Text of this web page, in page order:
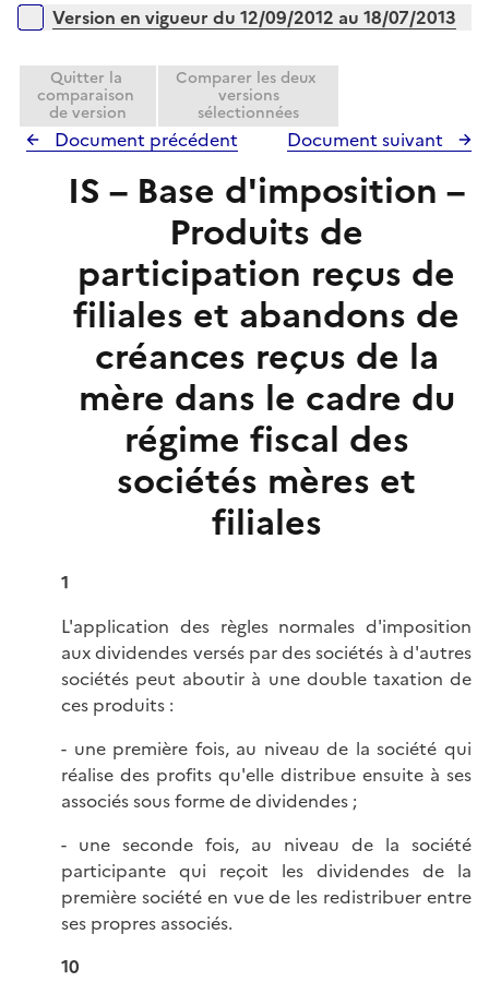
eVersion en vigueur du 12/09/2012 au 18/07/2013
Quitter la
comparaison
de version
Comparer les deux
versions
sélectionnées
Document précédent Document suivant
IS – Base d'imposition –
Produits de
participation reçus de
filiales et abandons de
créances reçus de la
mère dans le cadre du
régime fiscal des
sociétés mères et
filiales
1
L'application des règles normales d'imposition
aux dividendes versés par des sociétés à d'autres
sociétés peut aboutir à une double taxation de
ces produits :
- une première fois, au niveau de la société qui
réalise des profits qu'elle distribue ensuite à ses
associés sous forme de dividendes ;
- une seconde fois, au niveau de la société
participante qui reçoit les dividendes de la
première société en vue de les redistribuer entre
ses propres associés.
10